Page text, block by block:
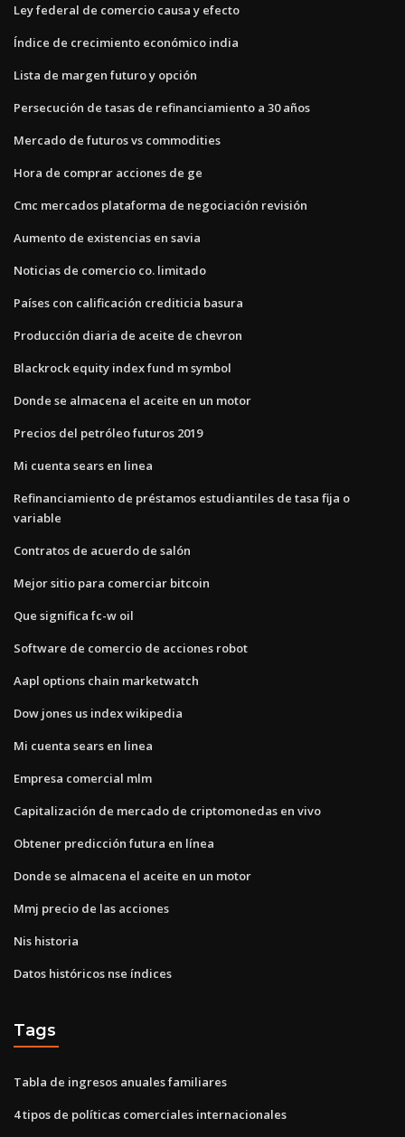
Ley federal de comercio causa y efecto
Índice de crecimiento económico india
Lista de margen futuro y opción
Persecución de tasas de refinanciamiento a 30 años
Mercado de futuros vs commodities
Hora de comprar acciones de ge
Cmc mercados plataforma de negociación revisión
Aumento de existencias en savia
Noticias de comercio co. limitado
Países con calificación crediticia basura
Producción diaria de aceite de chevron
Blackrock equity index fund m symbol
Donde se almacena el aceite en un motor
Precios del petróleo futuros 2019
Mi cuenta sears en linea
Refinanciamiento de préstamos estudiantiles de tasa fija o
variable
Contratos de acuerdo de salón
Mejor sitio para comerciar bitcoin
Que significa fc-w oil
Software de comercio de acciones robot
Aapl options chain marketwatch
Dow jones us index wikipedia
Mi cuenta sears en linea
Empresa comercial mlm
Capitalización de mercado de criptomonedas en vivo
Obtener predicción futura en línea
Donde se almacena el aceite en un motor
Mmj precio de las acciones
Nis historia
Datos históricos nse índices
Tags
Tabla de ingresos anuales familiares
4 tipos de políticas comerciales internacionales